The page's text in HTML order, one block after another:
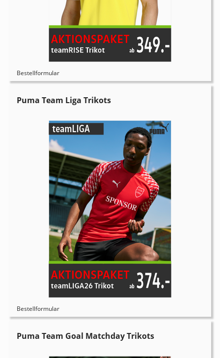
Bestellformular
Puma Team Liga Trikots
Bestellformular
Puma Team Goal Matchday Trikots